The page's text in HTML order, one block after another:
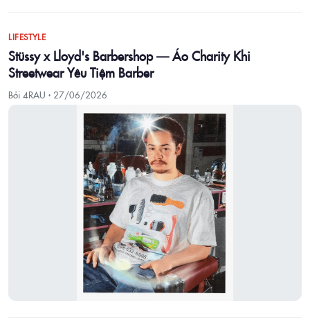
LIFESTYLE
Stüssy x Lloyd's Barbershop — Áo Charity Khi
Streetwear Yêu Tiệm Barber
Bởi 4RAU · 27/06/2026